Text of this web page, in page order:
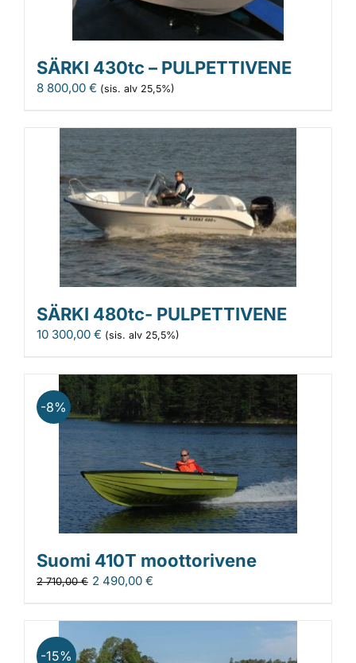
SÄRKI 430tc – PULPETTIVENE
8 800,00 € (sis. alv 25,5%)
SÄRKI 480tc- PULPETTIVENE
10 300,00 € (sis. alv 25,5%)
-8%
Suomi 410T moottorivene
2 710,00€ 2 490,00 €
-15%